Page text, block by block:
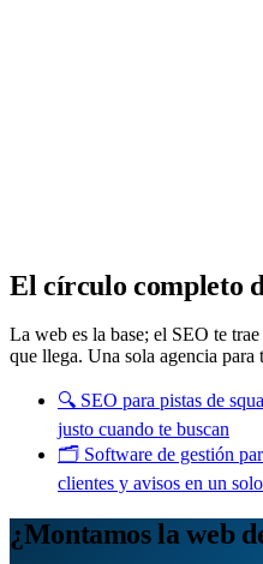
El círculo completo
La web es la base; el SEO te
que llega. Una sola agencia para
🔍 SEO para pistas de
justo cuando te buscan
🗂️ Software de gestión
clientes y avisos en un
¿Montamos la web